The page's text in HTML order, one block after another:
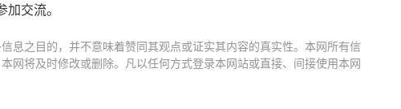
交流。
息之目的，并不意味着赞同其观点或证实其内容的真实性。本网所有信
网将及时修改或删除。凡以任何方式登录本网站或直接、间接使用本网